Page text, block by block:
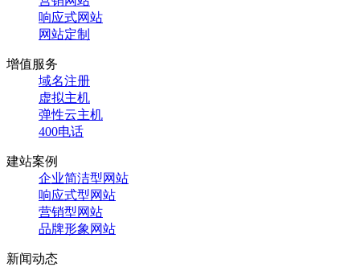
响应式网站
网站定制
增值服务
域名注册
虚拟主机
弹性云主机
400电话
建站案例
企业简洁型网站
响应式型网站
营销型网站
品牌形象网站
新闻动态